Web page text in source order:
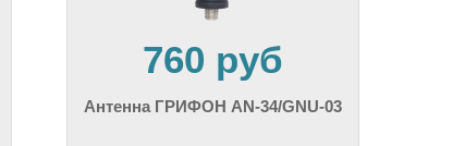
760 руб
Антенна ГРИФОН AN-34/GNU-03